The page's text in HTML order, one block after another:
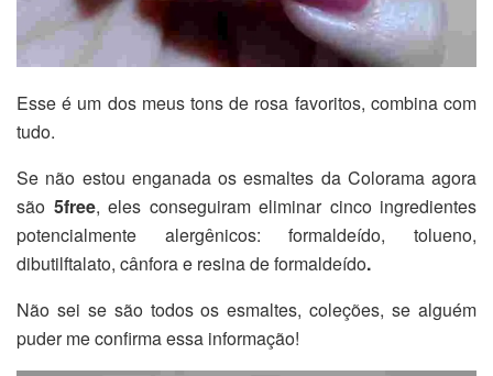
Esse é um dos meus tons de rosa favoritos, combina com
tudo.
Se não estou enganada os esmaltes da Colorama agora
são 5free, eles conseguiram eliminar cinco ingredientes
potencialmente alergênicos: formaldeído, tolueno,
dibutilftalato, cânfora e resina de formaldeído.
Não sei se são todos os esmaltes, coleções, se alguém
puder me confirma essa informação!